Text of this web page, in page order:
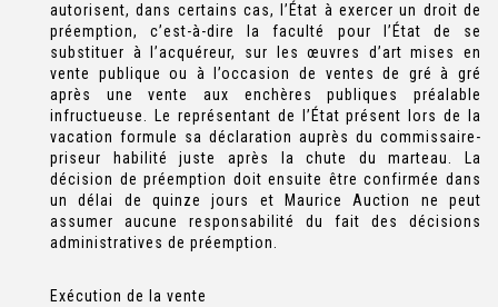
autorisent, dans certains cas, l’État à exercer un droit de
préemption, c’est-à-dire la faculté pour l’État de se
substituer à l’acquéreur, sur les œuvres d’art mises en
vente publique ou à l’occasion de ventes de gré à gré
après une vente aux enchères publiques préalable
infructueuse. Le représentant de l’État présent lors de la
vacation formule sa déclaration auprès du commissaire-
priseur habilité juste après la chute du marteau. La
décision de préemption doit ensuite être confirmée dans
un délai de quinze jours et Maurice Auction ne peut
assumer aucune responsabilité du fait des décisions
administratives de préemption.
Exécution de la vente